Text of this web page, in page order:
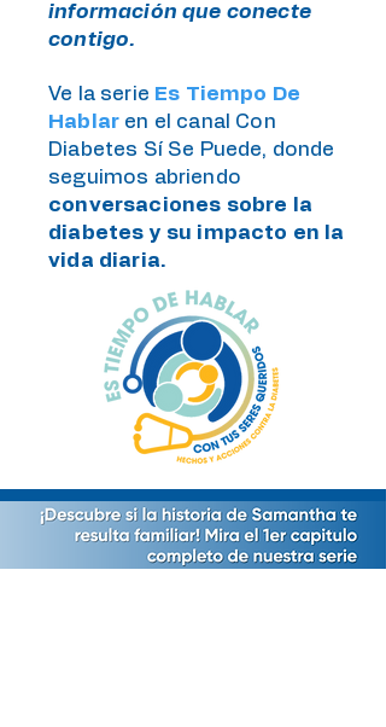
información que conecte
contigo.
Ve la serie Es Tiempo De
Hablar en el canal Con
Diabetes Sí Se Puede, donde
seguimos abriendo
conversaciones sobre la
diabetes y su impacto en la
vida diaria.